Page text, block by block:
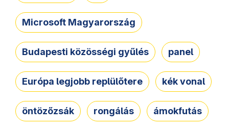
Microsoft Magyarország
Budapesti közösségi gyűlés panel
Európa legjobb replülőtere kék vonal
öntözőzsák rongálás ámokfutás